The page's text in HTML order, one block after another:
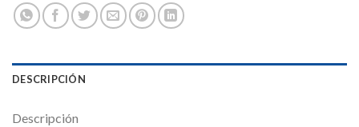
DESCRIPCIÓN
Descripción